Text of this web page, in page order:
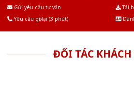
Gửi yêu cầu tư vấn
Tải
Yêu cầu gọi lại (3 phút)
ĐỐI TÁC